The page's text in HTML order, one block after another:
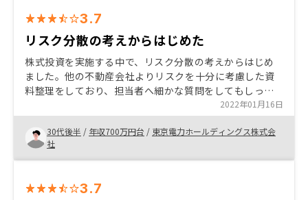
スメは、こちらが納得するまで、しっかりと説明してく
れる事。 またRENOSY自体が海外不動産など投資先を広
げているため、各種情報をみるだけで世界が広がりま
す。 残念だったのは、物件選びに時間がかけられなかっ
た事です。私自身、早く先に進めたくなってしまった事
もありますが、アプリで新着物件などを見られる今とな
っては、最初からこのアプリで色々妄想したかったなと
3.7
リスク分散の考えからはじめた
株式投資を実施する中で、リスク分散の考えからはじめ
ました。他の不動産会社よりリスクを十分に考慮した資
料整理をしており、担当者へ細かな質問をしてもしっか
りとした回答や補足説明をしてもらったため信頼して購
入しました。
2022年01月16日
30代後半 / 年収700万円台 / 東京電力ホールディングス株式会
社
3.7